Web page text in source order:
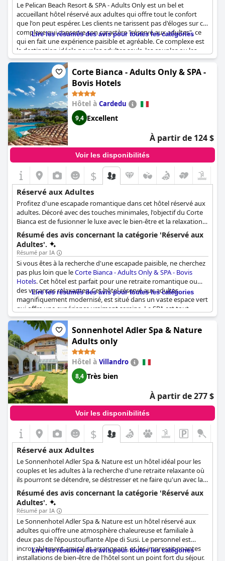
Le Pelican Beach Resort & SPA - Adults Only est un bel et
accueillant hôtel réservé aux adultes qui offre tout le confort
que l'on peut espérer. Les clients ne tarissent pas d'éloges sur ce
complexe qui conserve son caractère "réservé aux adultes", ce
qui en fait une expérience paisible et agréable. Ce complexe est
la destination idéale pour les adultes seuls, les couples ou les
groupes d'amis à la recherche d'un environnement sans
enfants. Certains clients ont été déçus de ne pas pouvoir faire la
grasse matinée, mais il s'agit d'une mauvaise expérience minime
par rapport à l'ensemble des commentaires positifs. Si vous êtes
à la recherche d'une escapade luxueuse et relaxante, le Pelican
Beach Resort & SPA - Adults Only est un excellent choix.
Lire les résumés des avis pour toutes les catégories
Corte Bianca - Adults Only & SPA -
Bovis Hotels
Hôtel à Cardedu
9,4 Excellent
À partir de 124 $
Voir les disponibilités
$
Réservé aux Adultes
Profitez d'une escapade romantique dans cet hôtel réservé aux
adultes. Décoré avec des touches minimales, l'objectif du Corte
Bianca est de fusionner le luxe avec le bien-être et la relaxation.
Profitez des services de bien-être, tels que les bains turcs, les
douches aux pierres émotionnelles et les massages, pour
détendre votre corps et votre âme.
Résumé des avis concernant la catégorie 'Réservé aux
Adultes'.
Résumé par IA
Si vous êtes à la recherche d'une escapade paisible, ne cherchez
pas plus loin que leCorte Bianca - Adults Only & SPA - Bovis
Hotels. Cet hôtel est parfait pour une retraite romantique ou
des vacances relaxantes. Cet hôtel réservé aux adultes,
magnifiquement modernisé, est situé dans un vaste espace vert
qui offre une expérience vraiment sereine. Le SPA est tout
simplement magnifique et le personnel est professionnel et
compétent. La spécification "réservé aux adultes" est un vrai
plus et fait toute la différence dans le maintien d'une
atmosphère détendue et agréable. L'hôtel propose également
des services de transport, ce qui permet d'explorer facilement la
région si vous le souhaitez. En définitive, le
Only & SPA - Bovis Hotels est un petit paradis qui ne décevra pas
ceux qui recherchent des vacances de rêve.
Lire les résumés des avis pour toutes les catégories
Sonnenhotel Adler Spa & Nature
Adults only
Hôtel à Villandro
8,4 Très bien
À partir de 277 $
Voir les disponibilités
$
Réservé aux Adultes
Le Sonnenhotel Adler Spa & Nature est un hôtel idéal pour les
couples et les adultes à la recherche d'une retraite relaxante où
ils pourront se détendre, se déstresser et ne faire qu'un avec la
nature. Entouré d'une verdure luxuriante et d'un cadre naturel
absolument idyllique, ce charmant hôtel propose des chambres
confortables, des installations de spa et de bien-être réputées,
une piscine extérieure, ainsi qu'une atmosphère tranquille et
totalement romantique pour tous les adultes.
Résumé des avis concernant la catégorie 'Réservé aux
Adultes'.
Résumé par IA
Le Sonnenhotel Adler Spa & Nature est un hôtel réservé aux
adultes qui offre une atmosphère chaleureuse et familiale à
deux pas de l'époustouflante Alpe di Susi. Le personnel est
incroyablement amical et arrangeant, et les impressionnantes
installations de bien-être de l'hôtel sont un point fort du séjour.
Lire les résumés des avis pour toutes les catégories